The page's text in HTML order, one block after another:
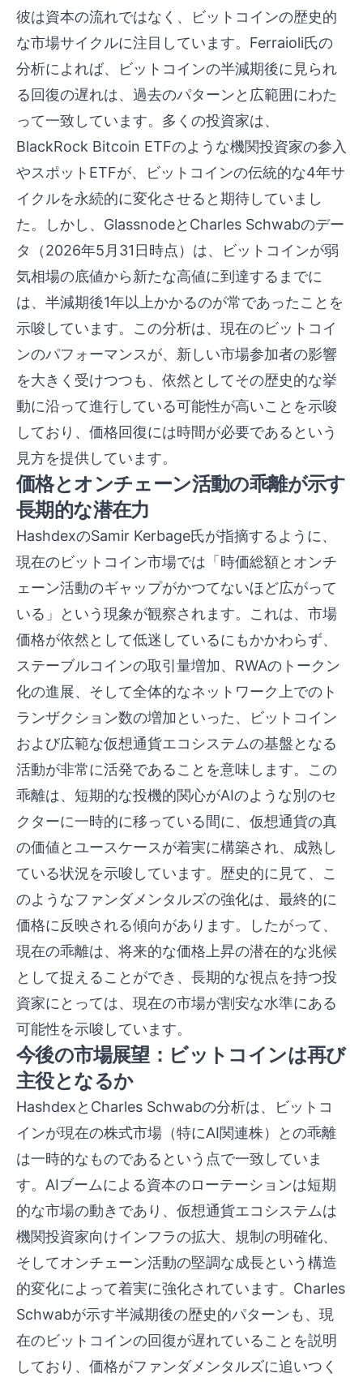
彼は資本の流れではなく、ビットコインの歴史的
な市場サイクルに注目しています。Ferraioli氏の
分析によれば、ビットコインの半減期後に見られ
る回復の遅れは、過去のパターンと広範囲にわた
って一致しています。多くの投資家は、
BlackRock Bitcoin ETFのような機関投資家の参入
やスポットETFが、ビットコインの伝統的な4年サ
イクルを永続的に変化させると期待していまし
た。しかし、GlassnodeとCharles Schwabのデー
タ（2026年5月31日時点）は、ビットコインが弱
気相場の底値から新たな高値に到達するまでに
は、半減期後1年以上かかるのが常であったことを
示唆しています。この分析は、現在のビットコイ
ンのパフォーマンスが、新しい市場参加者の影響
を大きく受けつつも、依然としてその歴史的な挙
動に沿って進行している可能性が高いことを示唆
しており、価格回復には時間が必要であるという
見方を提供しています。
価格とオンチェーン活動の乖離が示す
長期的な潜在力
HashdexのSamir Kerbage氏が指摘するように、
現在のビットコイン市場では「時価総額とオンチ
ェーン活動のギャップがかつてないほど広がって
いる」という現象が観察されます。これは、市場
価格が依然として低迷しているにもかかわらず、
ステーブルコインの取引量増加、RWAのトークン
化の進展、そして全体的なネットワーク上でのト
ランザクション数の増加といった、ビットコイン
および広範な仮想通貨エコシステムの基盤となる
活動が非常に活発であることを意味します。この
乖離は、短期的な投機的関心がAIのような別のセ
クターに一時的に移っている間に、仮想通貨の真
の価値とユースケースが着実に構築され、成熟し
ている状況を示唆しています。歴史的に見て、こ
のようなファンダメンタルズの強化は、最終的に
価格に反映される傾向があります。したがって、
現在の乖離は、将来的な価格上昇の潜在的な兆候
として捉えることができ、長期的な視点を持つ投
資家にとっては、現在の市場が割安な水準にある
可能性を示唆しています。
今後の市場展望：ビットコインは再び
主役となるか
HashdexとCharles Schwabの分析は、ビットコ
インが現在の株式市場（特にAI関連株）との乖離
は一時的なものであるという点で一致していま
す。AIブームによる資本のローテーションは短期
的な市場の動きであり、仮想通貨エコシステムは
機関投資家向けインフラの拡大、規制の明確化、
そしてオンチェーン活動の堅調な成長という構造
的変化によって着実に強化されています。Charles
Schwabが示す半減期後の歴史的パターンも、現
在のビットコインの回復が遅れていることを説明
しており、価格がファンダメンタルズに追いつく